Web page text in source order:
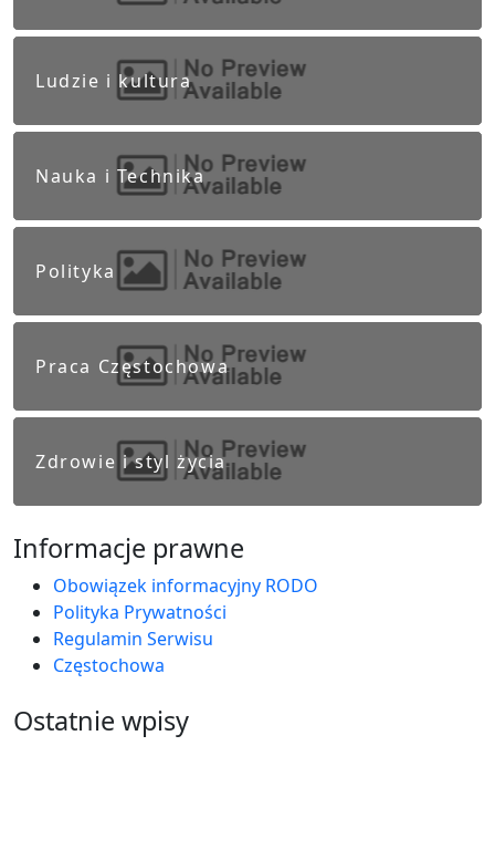
Ludzie i kultura
Nauka i Technika
Polityka
Praca Częstochowa
Zdrowie i styl życia
Informacje prawne
Obowiązek informacyjny RODO
Polityka Prywatności
Regulamin Serwisu
Częstochowa
Ostatnie wpisy